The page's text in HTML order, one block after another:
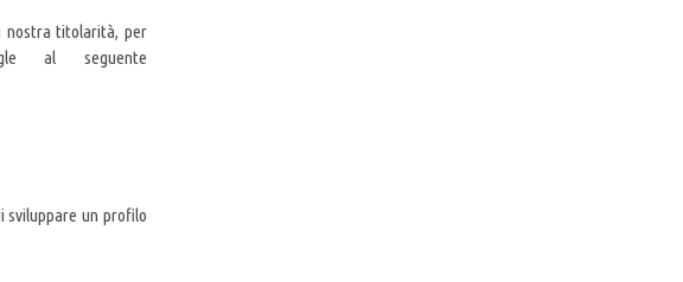
nostra titolarità, per
al seguente
sviluppare un profilo